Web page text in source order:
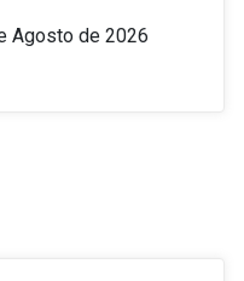
Agosto de 2026